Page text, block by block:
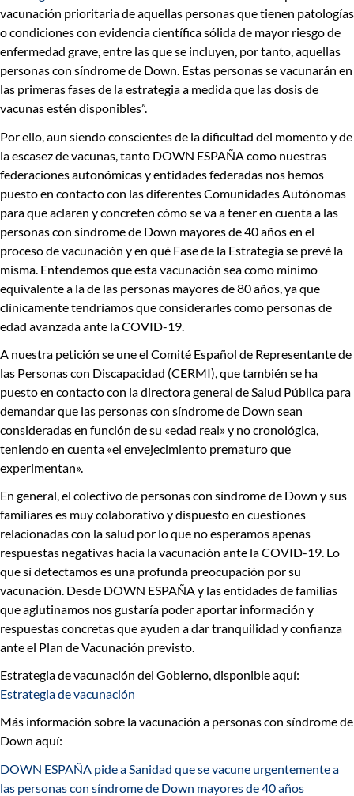
vacunación prioritaria de aquellas personas que tienen patologías
o condiciones con evidencia científica sólida de mayor riesgo de
enfermedad grave, entre las que se incluyen, por tanto, aquellas
personas con síndrome de Down. Estas personas se vacunarán en
las primeras fases de la estrategia a medida que las dosis de
vacunas estén disponibles”.
Por ello, aun siendo conscientes de la dificultad del momento y de
la escasez de vacunas, tanto DOWN ESPAÑA como nuestras
federaciones autonómicas y entidades federadas nos hemos
puesto en contacto con las diferentes Comunidades Autónomas
para queaclaren y concreten cómo se va a tener en cuenta a las
personas con síndrome de Down mayores de 40 años en el
proceso de vacunación y en qué Fase de la Estrategia se prevé la
misma. Entendemos que esta vacunación sea como mínimo
equivalente a la de las personas mayores de 80 años, ya que
clínicamente tendríamos que considerarles como personas de
edad avanzada ante la COVID-19.
A nuestra petición se une el Comité Español de Representante de
las Personas con Discapacidad (CERMI), que también se ha
puesto en contacto con la directora general de Salud Pública para
demandar que las personas con síndrome de Down sean
consideradas en función de su «edad real» y no cronológica,
teniendo en cuenta «el envejecimiento prematuro que
experimentan».
En general, el colectivo de personas con síndrome de Down y sus
familiares es muy colaborativo y dispuesto en cuestiones
relacionadas con la salud por lo que no esperamos apenas
respuestas negativas hacia la vacunación ante la COVID-19. Lo
que sí detectamos es una profunda preocupación por su
vacunación. Desde DOWN ESPAÑA y las entidades de familias
que aglutinamos nos gustaría poder aportar información y
respuestas concretas que ayuden a dar tranquilidad y confianza
ante el Plan de Vacunación previsto.
Estrategia de vacunación del Gobierno, disponible aquí:
Estrategia de vacunación
Más información sobre lavacunación a personas con síndrome de
Down aquí:
DOWN ESPAÑA pide a Sanidad que se vacune urgentemente a
las personas con síndrome de Down mayores de 40 años